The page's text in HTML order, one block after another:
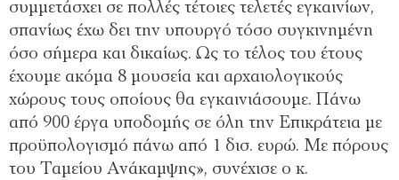
συμμετάσχει σε πολλές τέτοιες τελετές εγκαινίων,
σπανίως έχω δει την υπουργό τόσο συγκινημένη
όσο σήμερα και δικαίως. Ως το τέλος του έτους
έχουμε ακόμα 8 μουσεία και αρχαιολογικούς
χώρους τους οποίους θα εγκαινιάσουμε. Πάνω
από 900 έργα υποδομής σε όλη την Επικράτεια με
προϋπολογισμό πάνω από 1 δισ. ευρώ. Με πόρους
του Ταμείου Ανάκαμψης», συνέχισε ο κ.